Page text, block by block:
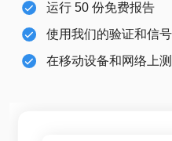
运行 50 份免费报告
使用我们的验证和信
在移动设备和网络上